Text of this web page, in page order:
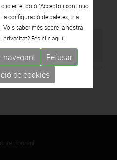
en el botó "Accepto i continuo
la configuració de galetes, tria
Vols saber més sobre la nostra
privacitat? Fes clicaquí.
navegant
Refusar
de cookies